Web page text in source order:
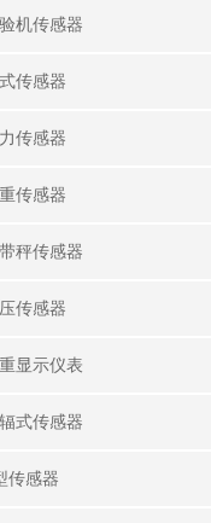
机传感器
传感器
传感器
传感器
秤传感器
传感器
显示仪表
式传感器
传感器